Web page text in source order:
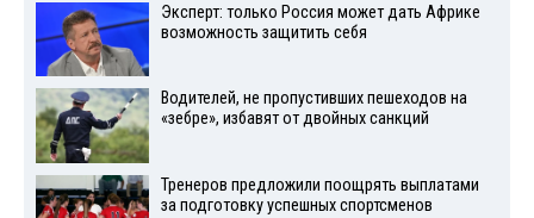
Эксперт: только Россия может дать Африке
возможность защитить себя
Водителей, не пропустивших пешеходов на
«зебре», избавят от двойных санкций
Тренеров предложили поощрять выплатами
за подготовку успешных спортсменов